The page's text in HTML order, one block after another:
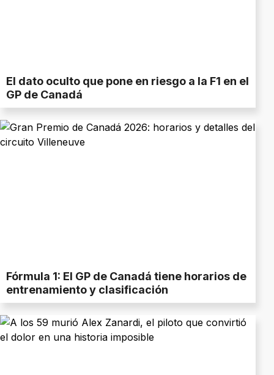
El dato oculto que pone en riesgo a la F1 en el
GP de Canadá
Fórmula 1: El GP de Canadá tiene horarios de
entrenamiento y clasificación